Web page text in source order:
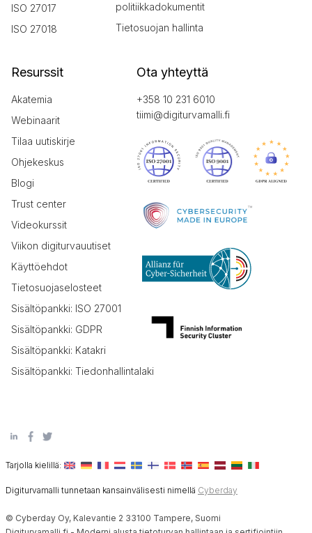
ISO 27017
ISO 27018
politiikkadokumentit
Tietosuojan hallinta
Resurssit
Akatemia
Webinaarit
Tilaa uutiskirje
Ohjekeskus
Blogi
Trust center
Videokurssit
Viikon digiturvauutiset
Käyttöehdot
Tietosuojaselosteet
Sisältöpankki: ISO 27001
Sisältöpankki: GDPR
Sisältöpankki: Katakri
Sisältöpankki: Tiedonhallintalaki
Ota yhteyttä
+358 10 231 6010
tiimi@digiturvamalli.fi
Tarjolla kielillä:
Digiturvamalli tunnetaan kansainvälisesti nimellä Cyberday
© Cyberday Oy, Kalevantie 2 33100 Tampere, Suomi